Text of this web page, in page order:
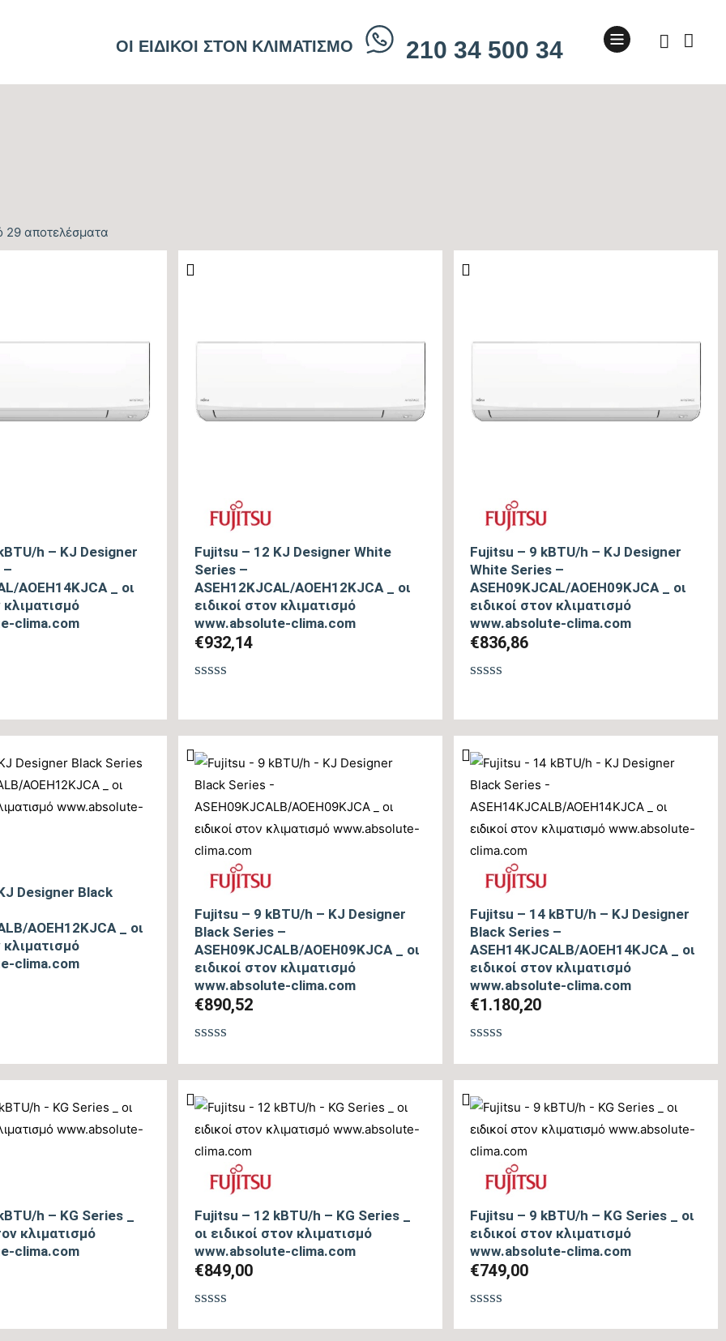
ΟΙ ΕΙΔΙΚΟΙ ΣΤΟΝ ΚΛΙΜΑΤΙΣΜΟ 210 34 500 34
29 αποτελέσματα
h – KJ Designer
–
AOEH14KJCA _ οι
κλιματισμό
clima.com
Fujitsu – 12 KJ Designer White
Series –
ASEH12KJCAL/AOEH12KJCA _ οι
ειδικοί στον κλιματισμό
www.absolute-clima.com
€932,14
0
από
5
Fujitsu – 9 kBTU/h – KJ Designer
White Series –
ASEH09KJCAL/AOEH09KJCA _ οι
ειδικοί στον κλιματισμό
www.absolute-clima.com
€836,86
0
από
5
Designer Black
AOEH12KJCA _ οι
κλιματισμό
clima.com
Fujitsu – 9 kBTU/h – KJ Designer
Black Series –
ASEH09KJCALB/AOEH09KJCA _ οι
ειδικοί στον κλιματισμό
www.absolute-clima.com
€890,52
0
από
Fujitsu – 14 kBTU/h – KJ Designer
Black Series –
ASEH14KJCALB/AOEH14KJCA _ οι
ειδικοί στον κλιματισμό
www.absolute-clima.com
€1.180,20
0
από
h – KG Series _
κλιματισμό
clima.com
Fujitsu – 12 kBTU/h – KG Series _
οι ειδικοί στον κλιματισμό
www.absolute-clima.com
€849,00
Fujitsu – 9 kBTU/h – KG Series _ οι
ειδικοί στον κλιματισμό
www.absolute-clima.com
€749,00